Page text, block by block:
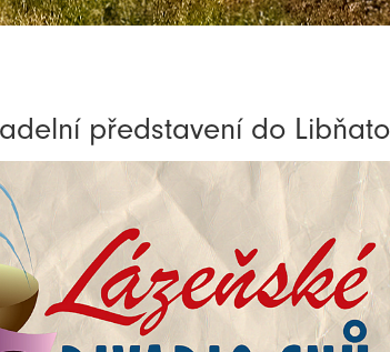
představení do